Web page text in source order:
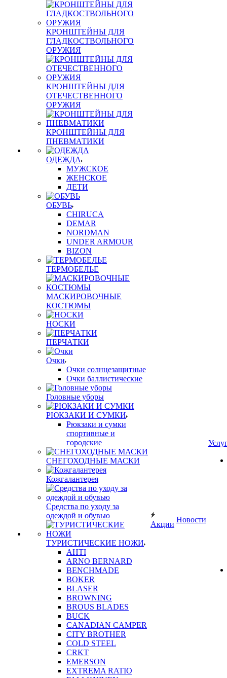
КРОНШТЕЙНЫ ДЛЯ
ГЛАДКОСТВОЛЬНОГО
ОРУЖИЯ
КРОНШТЕЙНЫ ДЛЯ
ОТЕЧЕСТВЕННОГО
ОРУЖИЯ
КРОНШТЕЙНЫ ДЛЯ
ПНЕВМАТИКИ
ОДЕЖДА
МУЖСКОЕ
ЖЕНСКОЕ
ДЕТИ
ОБУВЬ
CHIRUCA
DEMAR
NORDMAN
UNDER ARMOUR
BIZON
ТЕРМОБЕЛЬЕ
МАСКИРОВОЧНЫЕ
КОСТЮМЫ
НОСКИ
ПЕРЧАТКИ
Очки
Очки солнцезащитные
Очки баллистические
Головные уборы
РЮКЗАКИ И СУМКИ
Рюкзаки и сумки
спортивные и
городские
СНЕГОХОДНЫЕ МАСКИ
Кожгалантерея
Средства по уходу за
одеждой и обувью
ТУРИСТИЧЕСКИЕ НОЖИ
AHTI
ARNO BERNARD
BENCHMADE
BOKER
BLASER
BROWNING
BROUS BLADES
BUCK
CANADIAN CAMPER
CITY BROTHER
COLD STEEL
CRKT
EMERSON
EXTREMA RATIO
Акции
Новости